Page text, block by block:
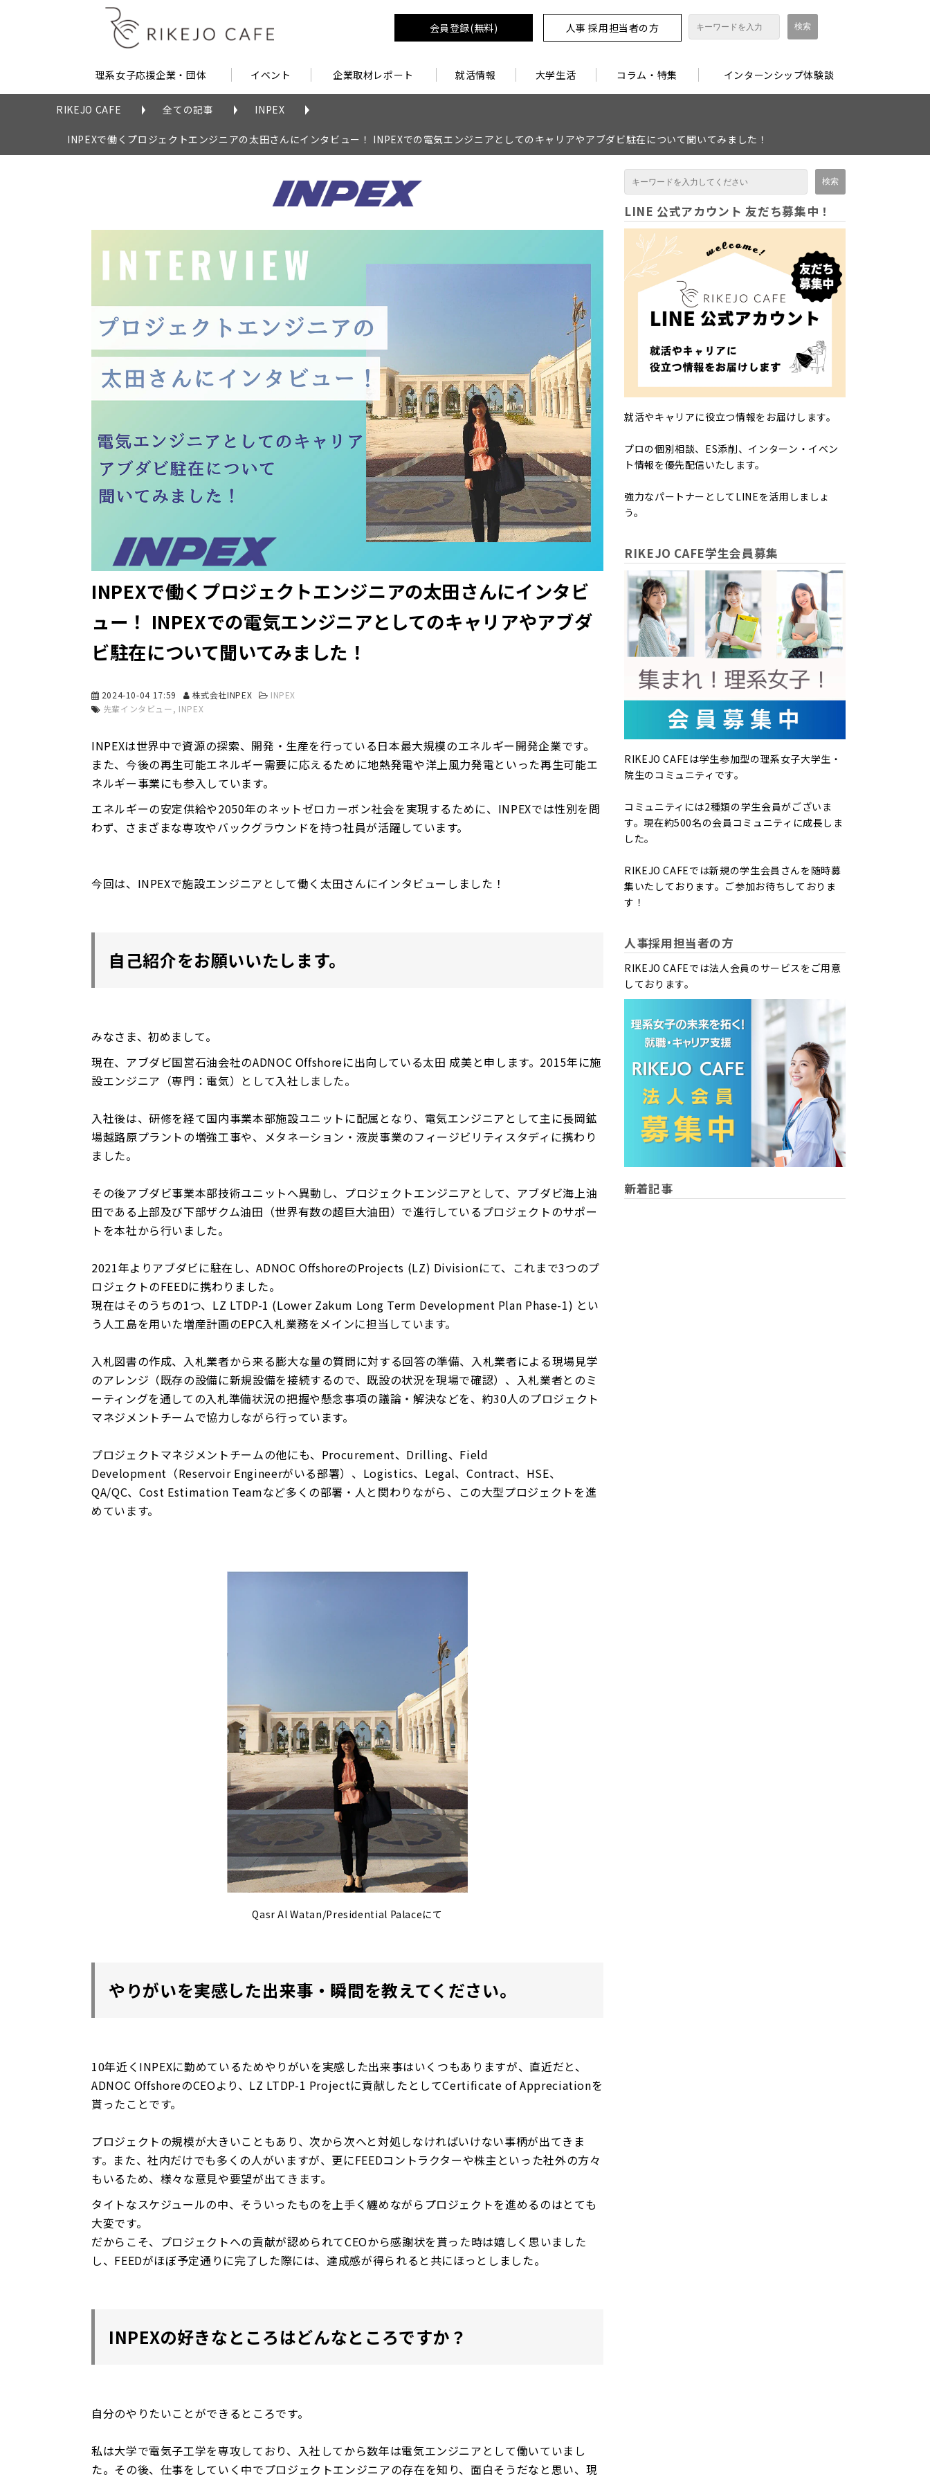
会員登録(無料) 人事 採用担当者の方
理系女子応援企業・団体 イベント 企業取材レポート 就活情報 大学生活 コラム・特集 インターンシップ体験談
RIKEJO CAFE 全ての記事 INPEX
INPEXで働くプロジェクトエンジニアの太田さんにインタビュー！ INPEXでの電気エンジニアとしてのキャリアやアブダビ駐在について聞いてみました！
INPEXで働くプロジェクトエンジニアの太田さんにインタビ
ュー！ INPEXでの電気エンジニアとしてのキャリアやアブダ
ビ駐在について聞いてみました！
2024-10-04 17:59 株式会社INPEX
INPEX
先輩インタビュー
INPEX
INPEXは世界中で資源の探索、開発・生産を行っている日本最大規模のエネルギー開発企業です。
また、今後の再生可能エネルギー需要に応えるために地熱発電や洋上風力発電といった再生可能エ
ネルギー事業にも参入しています。
エネルギーの安定供給や2050年のネットゼロカーボン社会を実現するために、INPEXでは性別を問
わず、さまざまな専攻やバックグラウンドを持つ社員が活躍しています。
今回は、INPEXで施設エンジニアとして働く太田さんにインタビューしました！
自己紹介をお願いいたします。
みなさま、初めまして。
現在、アブダビ国営石油会社のADNOC Offshoreに出向している太田 成美と申します。2015年に施
設エンジニア（専門：電気）として入社しました。
入社後は、研修を経て国内事業本部施設ユニットに配属となり、電気エンジニアとして主に長岡鉱
場越路原プラントの増強工事や、メタネーション・液炭事業のフィージビリティスタディに携わり
ました。
その後アブダビ事業本部技術ユニットへ異動し、プロジェクトエンジニアとして、アブダビ海上油
田である上部及び下部ザクム油田（世界有数の超巨大油田）で進行しているプロジェクトのサポー
トを本社から行いました。
2021年よりアブダビに駐在し、ADNOC OffshoreのProjects (LZ) Divisionにて、これまで3つのプ
ロジェクトのFEEDに携わりました。
現在はそのうちの1つ、LZ LTDP-1 (Lower Zakum Long Term Development Plan Phase-1) とい
う人工島を用いた増産計画のEPC入札業務をメインに担当しています。
入札図書の作成、入札業者から来る膨大な量の質問に対する回答の準備、入札業者による現場見学
のアレンジ（既存の設備に新規設備を接続するので、既設の状況を現場で確認）、入札業者とのミ
ーティングを通しての入札準備状況の把握や懸念事項の議論・解決などを、約30人のプロジェクト
マネジメントチームで協力しながら行っています。
​​​​プロジェクトマネジメントチームの他にも、Procurement、Drilling、Field
Development（Reservoir Engineerがいる部署）、Logistics、Legal、Contract、HSE、
QA/QC、Cost Estimation Teamなど多くの部署・人と関わりながら、この大型プロジェクトを進
めています。
Qasr Al Watan/Presidential Palaceにて
やりがいを実感した出来事・瞬間を教えてください。
10年近くINPEXに勤めているためやりがいを実感した出来事はいくつもありますが、直近だと、
ADNOC OffshoreのCEOより、LZ LTDP-1 Projectに貢献したとしてCertificate of Appreciationを
貰ったことです。
プロジェクトの規模が大きいこともあり、次から次へと対処しなければいけない事柄が出てきま
す。また、社内だけでも多くの人がいますが、更にFEEDコントラクターや株主といった社外の方々
もいるため、様々な意見や要望が出てきます。
タイトなスケジュールの中、そういったものを上手く纏めながらプロジェクトを進めるのはとても
大変です。
だからこそ、プロジェクトへの貢献が認められてCEOから感謝状を貰った時は嬉しく思いました
し、FEEDがほぼ予定通りに完了した際には、達成感が得られると共にほっとしました。
INPEXの好きなところはどんなところですか？
自分のやりたいことができるところです。
私は大学で電気子工学を専攻しており、入社してから数年は電気エンジニアとして働いていまし
た。その後、仕事をしていく中でプロジェクトエンジニアの存在を知り、面白そうだなと思い、現
LINE 公式アカウント 友だち募集中！
就活やキャリアに役立つ情報をお届けします。
プロの個別相談、ES添削、インターン・イベン
ト情報を優先配信いたします。
強力なパートナーとしてLINEを活用しましょ
う。
RIKEJO CAFE学生会員募集
RIKEJO CAFEは学生参加型の理系女子大学生・
院生のコミュニティです。
コミュニティには2種類の学生会員がございま
す。現在約500名の会員コミュニティに成長しま
した。
RIKEJO CAFEでは新規の学生会員さんを随時募
集いたしております。ご参加お待ちしておりま
す！
人事採用担当者の方
RIKEJO CAFEでは法人会員のサービスをご用意
しております。
新着記事